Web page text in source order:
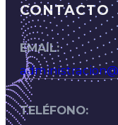
CONTACTO
EMAIL:
TELÉFONO: